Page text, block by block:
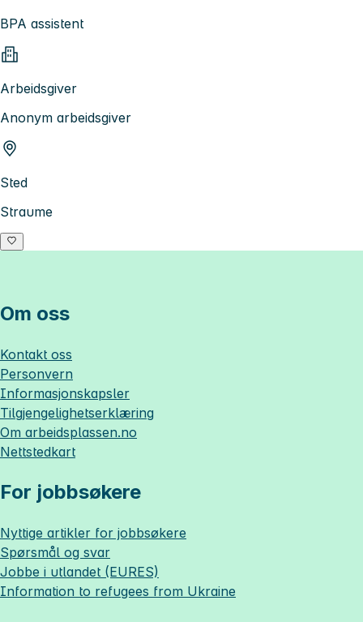
BPA assistent
Arbeidsgiver
Anonym arbeidsgiver
Sted
Straume
Om oss
Kontakt oss
Personvern
Informasjonskapsler
Tilgjengelighetserklæring
Om arbeidsplassen.no
Nettstedkart
For jobbsøkere
Nyttige artikler for jobbsøkere
Spørsmål og svar
Jobbe i utlandet (EURES)
Information to refugees from Ukraine